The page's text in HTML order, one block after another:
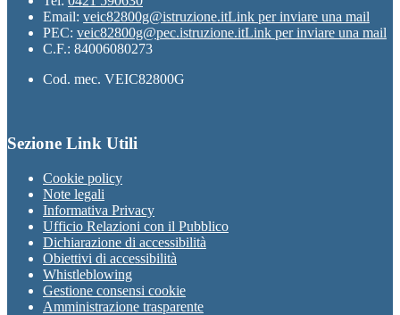
Email: veic82800g@istruzione.itLink per inviare una mail
PEC: veic82800g@pec.istruzione.itLink per inviare una mail
C.F.: 84006080273
Cod. mec. VEIC82800G
Sezione Link Utili
Cookie policy
Note legali
Informativa Privacy
Ufficio Relazioni con il Pubblico
Dichiarazione di accessibilità
Obiettivi di accessibilità
Whistleblowing
Gestione consensi cookie
Amministrazione trasparente